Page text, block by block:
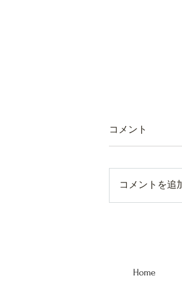
コメント
コメントを追
Home